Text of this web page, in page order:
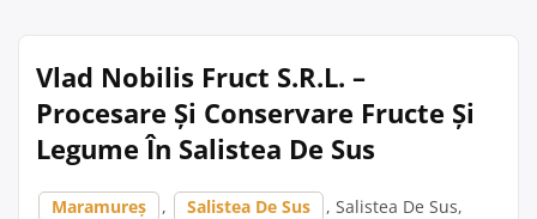
Vlad Nobilis Fruct S.R.L. –
Procesare Și Conservare Fructe Și
Legume În Salistea De Sus
Maramureș , Salistea De Sus
, Salistea De Sus,